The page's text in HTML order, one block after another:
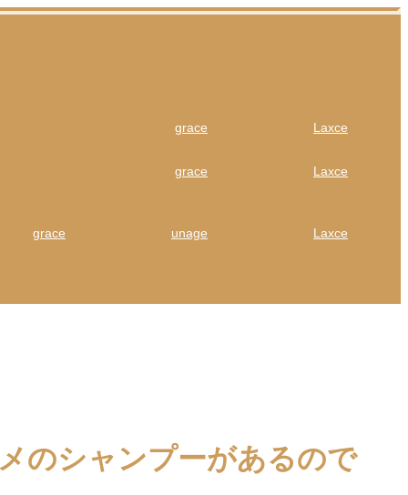
grace Laxce
grace Laxce
grace unage Laxce
のシャンプーがあるので